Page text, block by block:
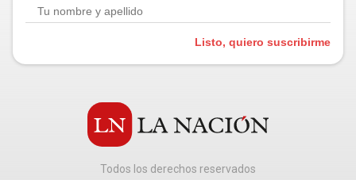
Listo, quiero suscribirme
Todos los derechos reservados